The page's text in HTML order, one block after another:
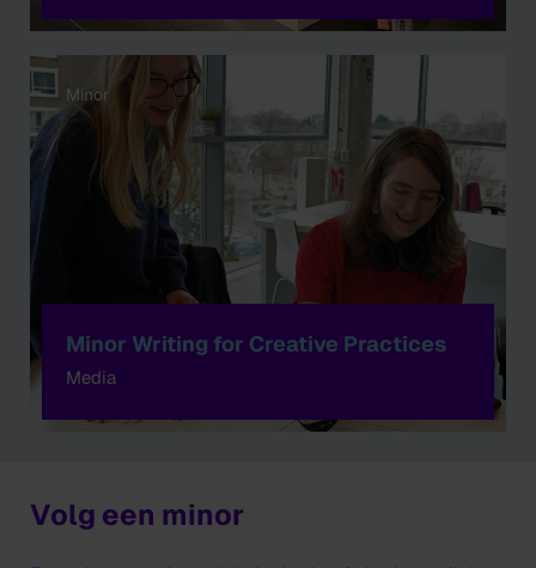
Minor
Minor Writing for Creative Practices
Media
Volg een minor